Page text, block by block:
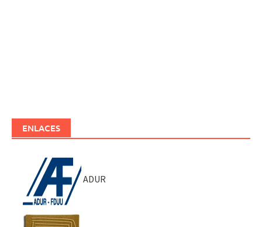
ENLACES
ADUR